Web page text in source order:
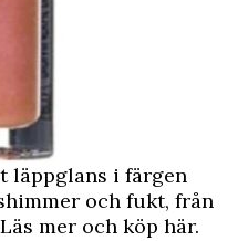
läppglans i färgen
och fukt, från
mer och köp här.